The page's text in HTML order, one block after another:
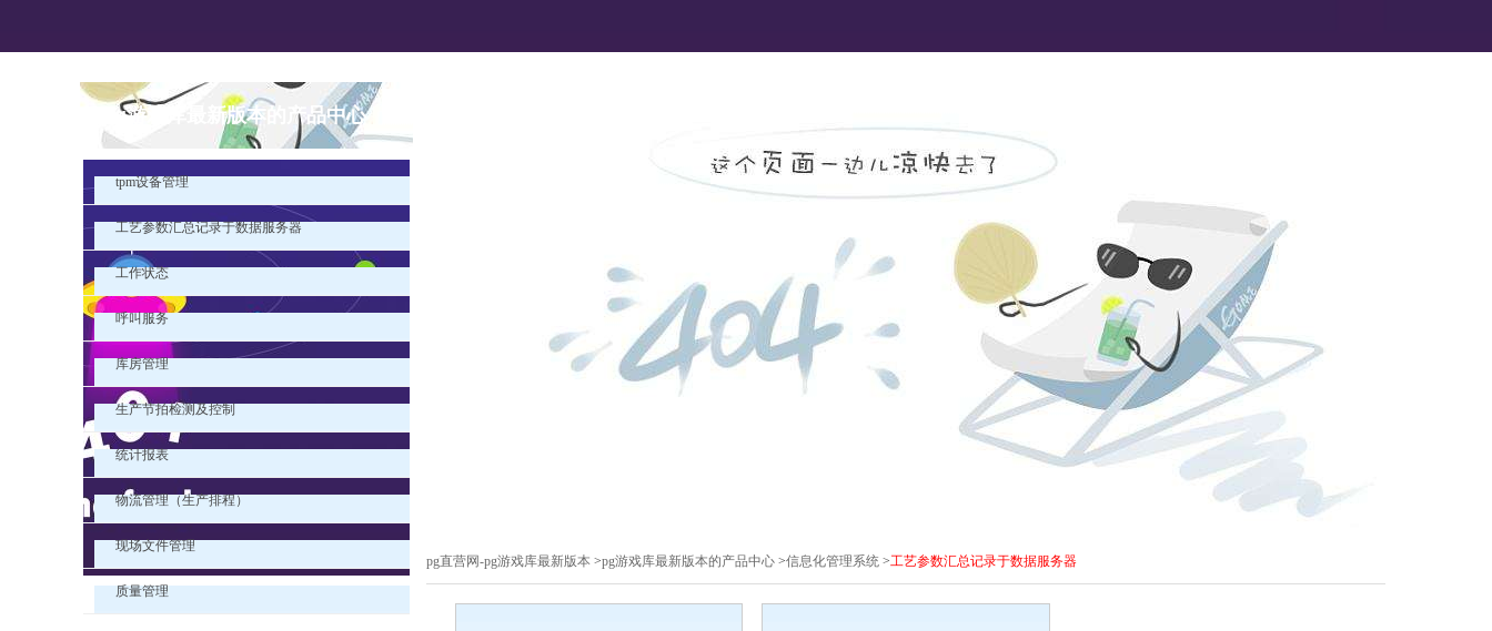
pg游戏库最新版本的产品中心
tpm设备管理
工艺参数汇总记录于数据服务器
工作状态
呼叫服务
库房管理
生产节拍检测及控制
统计报表
物流管理（生产排程）
现场文件管理
质量管理
pg直营网-pg游戏库最新版本 >pg游戏库最新版本的产品中心 >信息化管理系统 >工艺参数汇总记录于数据服务器